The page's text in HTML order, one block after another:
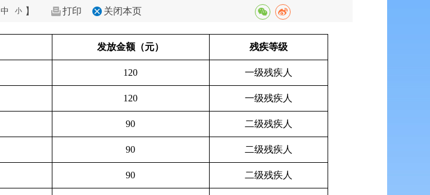
中 小 】 打印 关闭本页
发放金额（元） 残疾等级
120 一级残疾人
120 一级残疾人
90 二级残疾人
90 二级残疾人
90 二级残疾人